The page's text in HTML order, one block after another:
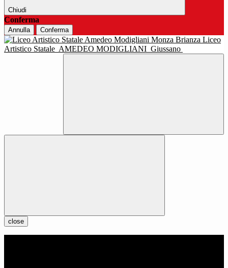
Chiudi
Conferma
Annulla Conferma
Liceo
Artistico Statale AMEDEO MODIGLIANI Giussano
close